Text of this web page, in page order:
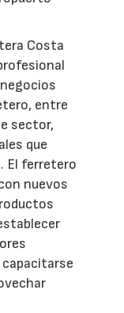
Costa
entre
sector,
que
El ferretero
nuevos